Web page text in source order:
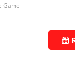
Game